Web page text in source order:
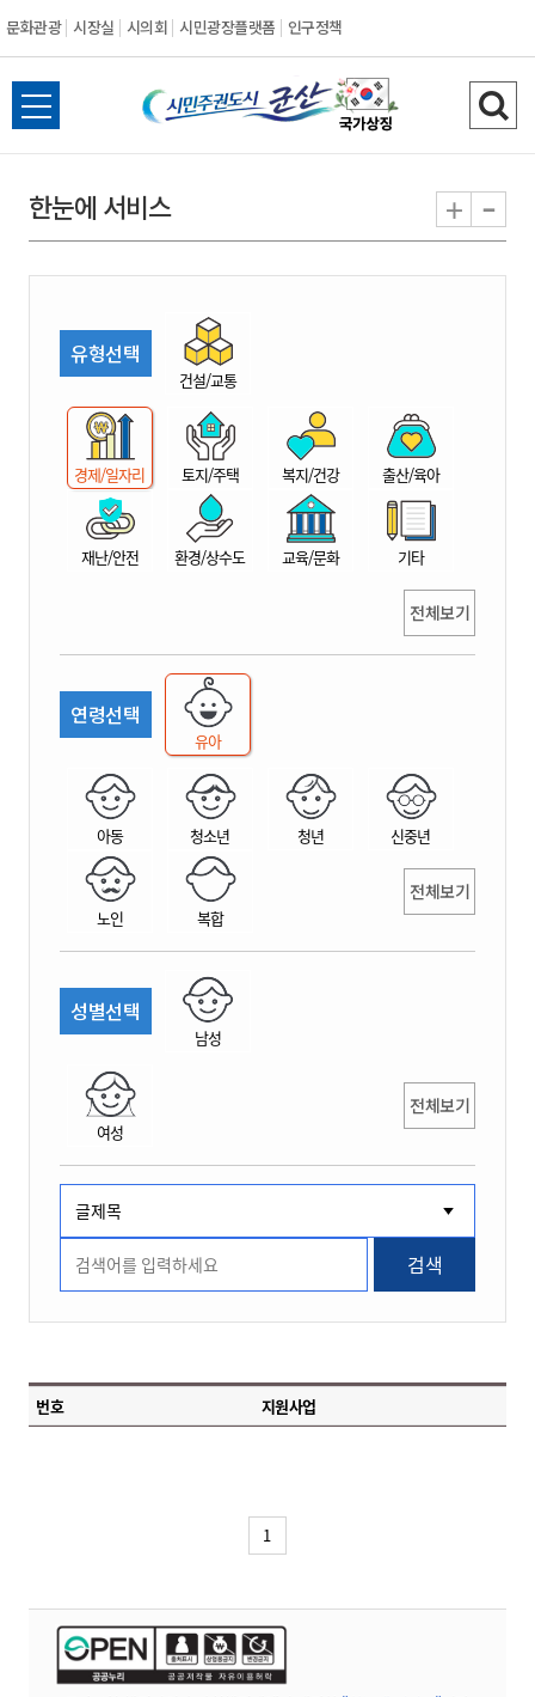
문화관광 시장실 시의회 시민광장플랫폼 인구정책
시
민
권
시
산
전
체
뉴
열
검
색
기
한눈에 서비스 + -
유형선택
건설/교통
경제/일자리 토지/주택 복지/건강 출산/육아
재난/안전 환경/상수도 교육/문화 기타
전체보기
연령선택
유아
아동 청소년 청년 신중년
노인 복합
전체보기
성별선택
남성
여성
전체보기
검색
번호 지원사업
1